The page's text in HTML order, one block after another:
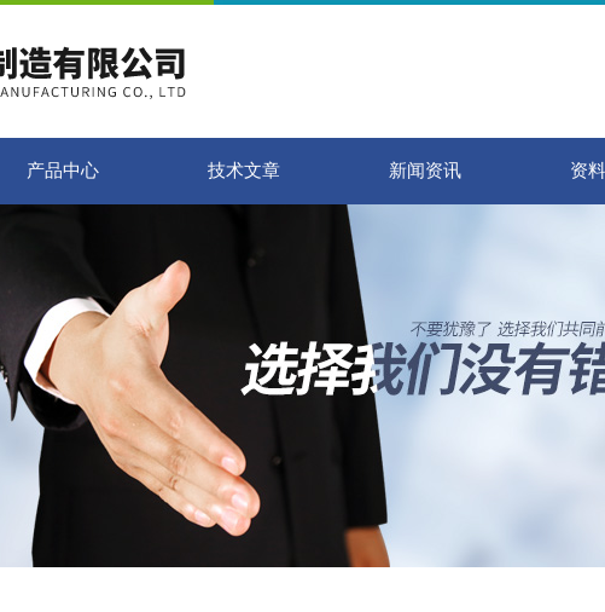
产品中心 技术文章 新闻资讯 资